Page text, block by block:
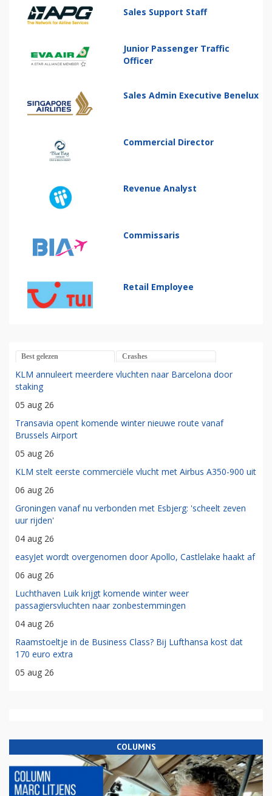
Sales Support Staff
Junior Passenger Traffic
Officer
Sales Admin Executive Benelux
Commercial Director
Revenue Analyst
Commissaris
Retail Employee
Best gelezen Crashes
KLM annuleert meerdere vluchten naar Barcelona door
staking
05 aug 26
Transavia opent komende winter nieuwe route vanaf
Brussels Airport
05 aug 26
KLM stelt eerste commerciële vlucht met Airbus A350-900 uit
06 aug 26
Groningen vanaf nu verbonden met Esbjerg: 'scheelt zeven
uur rijden'
04 aug 26
easyJet wordt overgenomen door Apollo, Castlelake haakt af
06 aug 26
Luchthaven Luik krijgt komende winter weer
passagiersvluchten naar zonbestemmingen
04 aug 26
Raamstoeltje in de Business Class? Bij Lufthansa kost dat
170 euro extra
05 aug 26
COLUMNS